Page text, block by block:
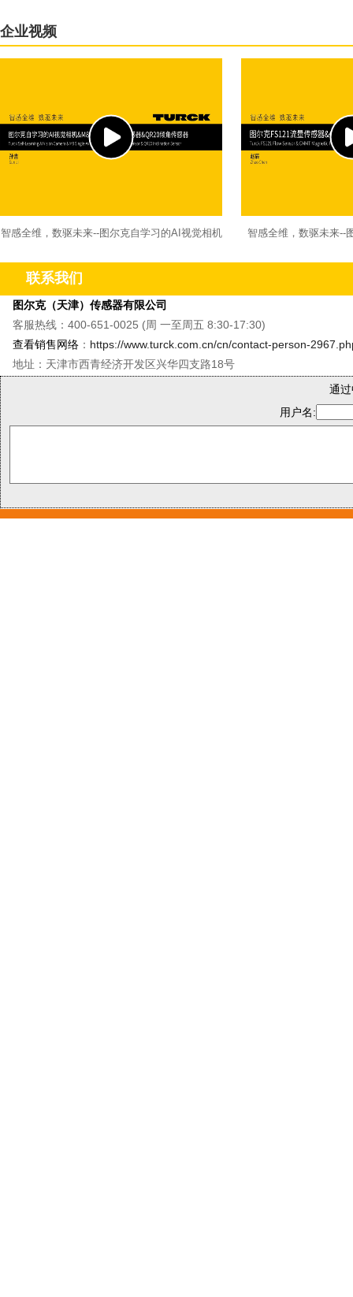
企业视频
智感全维，数驱未来--图尔克自学习的AI视觉相机
智感全维，数驱未来--
联系我们
图尔克（天津）传感器有限公司
客服热线：400-651-0025 (周 一至周五 8:30-17:30)
查看销售网络 ： https://www.turck.com.cn/cn/contact-person-
地址：天津市西青经济开发区兴华四支路18号
通
用户名: